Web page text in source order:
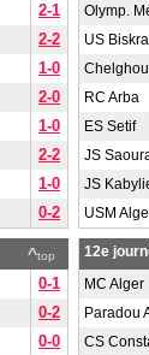
2-1
2-2
1-0
2-0
1-0
2-2
1-0
0-2
Olymp.
US Biskra
RC Arba
ES Setif
JS
JS
USM
^top
0-1
0-2
0-0
12e
MC Alger
Paradou
CS